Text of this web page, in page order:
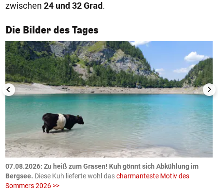
zwischen 24 und 32 Grad.
Die Bilder des Tages
1/50
07.08.2026: Zu heiß zum Grasen! Kuh gönnt sich Abkühlung im
Bergsee. Diese Kuh lieferte wohl dascharmanteste Motiv des
Sommers 2026 >>